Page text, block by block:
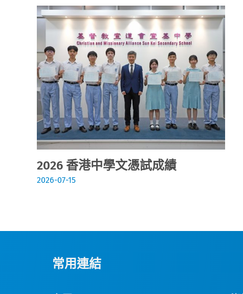
2026 香港中學文憑試成績
2026-07-15
常用連結